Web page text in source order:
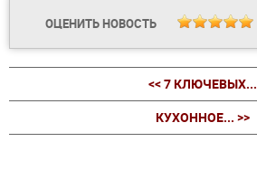
ОЦЕНИТЬ НОВОСТЬ
<< 7 КЛЮЧЕВЫХ...
КУХОННОЕ... >>